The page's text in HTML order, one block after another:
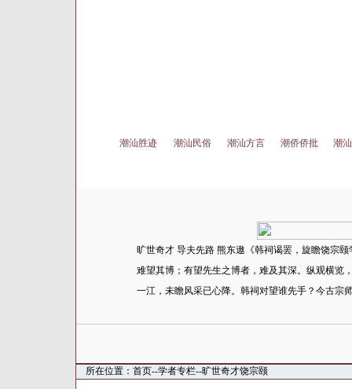
潮汕胜迹 潮汕民俗 潮汕方言 潮侨侨批 潮
旷世奇才 导夫先路 熊东遨《韩祠谒罢，旋瞻饶宗
难望其博；有望先生之博者，难及其深。纵观横览
一江，未瞻风采已心降。韩祠对望谁先手？今古宗
所在位置： 首页--学者专栏--旷世奇才饶宗颐